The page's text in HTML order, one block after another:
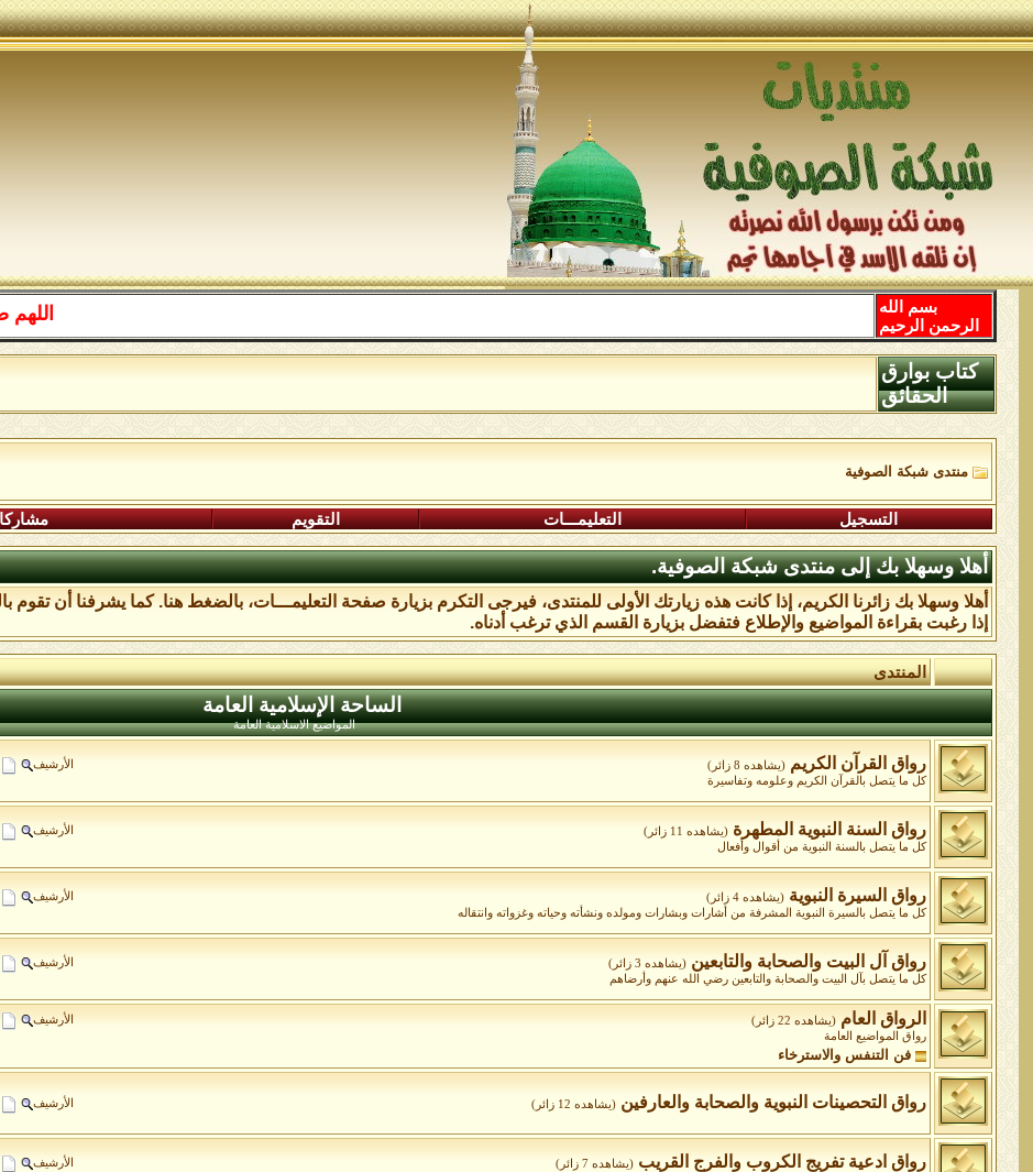
اللهم صل على
بسم الله
الرحمن الرحيم
كتاب بوارق
الحقائق
منتدى شبكة الصوفية
التسجيل التعليمـــات التقويم
أهلا وسهلا بك إلى منتدى شبكة الصوفية.
أهلا وسهلا بك زائرنا الكريم، إذا كانت هذه زيارتك الأولى للمنتدى، فيرجى التكرم بزيارة صفحة التعليمـــات،بالضغط هنا. كما يشرفنا أن تقوم
إذا رغبت بقراءة المواضيع والإطلاع فتفضل بزيارة القسم الذي ترغب أدناه.
المنتدى
الساحة اﻹسلامية العامة
المواضيع الاسلامية العامة
الأرشيف رواق القرآن الكريم (يشاهده 8 زائر)
كل ما يتصل بالقرآن الكريم وعلومه وتفاسيرة
الأرشيف رواق السنة النبوية المطهرة (يشاهده 11 زائر)
كل ما يتصل بالسنة النبوية من أقوال وأفعال
الأرشيف رواق السيرة النبوية (يشاهده 4 زائر)
كل ما يتصل بالسيرة النبوية المشرفة من أشارات وبشارات ومولده ونشأته وحياته وغزواته وانتقاله
الأرشيف رواق آل البيت والصحابة والتابعين (يشاهده 3 زائر)
كل ما يتصل بآل البيت والصحابة والتابعين رضي الله عنهم وأرضاهم
الأرشيف الرواق العام (يشاهده 22 زائر)
رواق المواضيع العامة
فن التنفس والاسترخاء
الأرشيف رواق التحصينات النبوية والصحابة والعارفين (يشاهده 12 زائر)
الأرشيف رواق ادعية تفريج الكروب والفرج القريب (يشاهده 7 زائر)